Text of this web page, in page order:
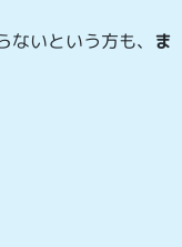
いという方も、 ま